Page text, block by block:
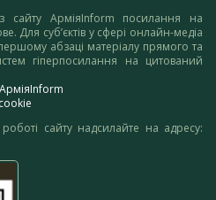
сайту АрміяInform посилання на
Для суб’єктів у сфері онлайн-медіа
абзаці матеріалу прямого та
гіперпосилання на цитований
сайту надсилайте на адресу: